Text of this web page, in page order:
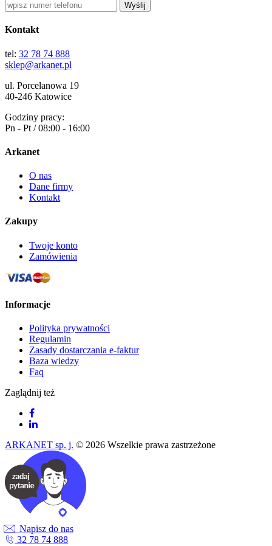
Wyślij
Kontakt
tel: 32 78 74 888
sklep@arkanet.pl
ul. Porcelanowa 19
40-246 Katowice
Godziny pracy:
Pn - Pt / 08:00 - 16:00
Arkanet
O nas
Dane firmy
Kontakt
Zakupy
Twoje konto
Zamówienia
Informacje
Polityka prywatności
Regulamin
Zasady dostarczania e-faktur
Baza wiedzy
Faq
Zaglądnij też
ARKANET sp. j. © 2026 Wszelkie prawa zastrzeżone
Napisz do nas
32 78 74 888